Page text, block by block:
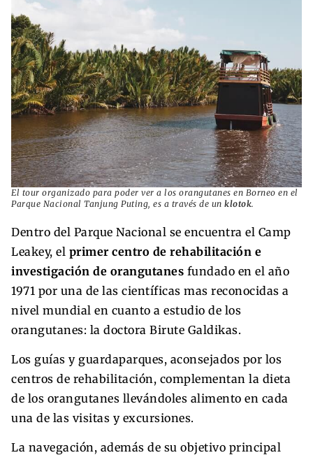
El tour organizado para poder ver a los orangutanes en Borneo en el
Parque Nacional Tanjung Puting, es a través de un klotok.
Dentro del Parque Nacional se encuentra el Camp
Leakey, el primer centro de rehabilitación e
investigación de orangutanes fundado en el año
1971 por una de las científicas mas reconocidas a
nivel mundial en cuanto a estudio de los
orangutanes: la doctora Birute Galdikas.
Los guías y guardaparques, aconsejados por los
centros de rehabilitación, complementan la dieta
de los orangutanes llevándoles alimento en cada
una de las visitas y excursiones.
La navegación, además de su objetivo principal